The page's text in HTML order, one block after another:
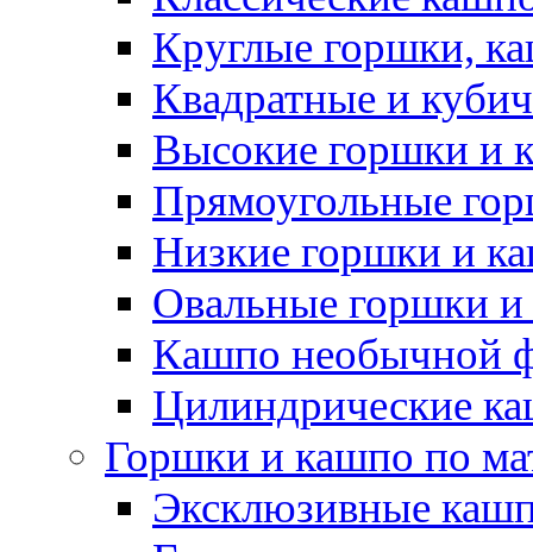
Круглые горшки,
Квадратные и
Высокие горшки и
Прямоугольные
Низкие горшки и
Овальные горшки
Кашпо необычной
Цилиндрические
Горшки и кашпо по
Эксклюзивные